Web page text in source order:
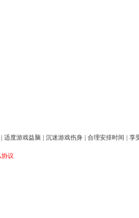
适度游戏益脑 沉迷游戏伤身 合理安排时间
享
协议